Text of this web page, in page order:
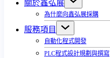
關於鑫弘展
為什麼向鑫弘展採購
服務項目
自動化程式開發
PLC程式設計規劃與撰寫